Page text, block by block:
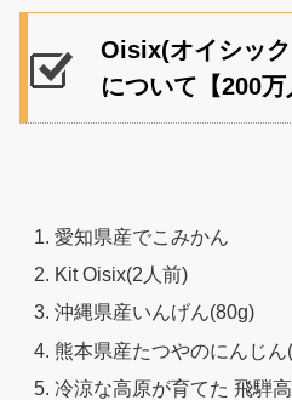
Oisix(オイシッ
について【200万
愛知県産でこみかん
Kit Oisix(2人前)
沖縄県産いんげん(80g)
熊本県産たつやのにんじ
冷涼な高原が育てた 飛騨